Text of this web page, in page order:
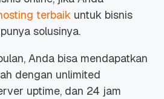
terbaik untuk bisnis
punya solusinya.
Anda bisa mendapatkan
dengan unlimited
uptime, dan 24 jam